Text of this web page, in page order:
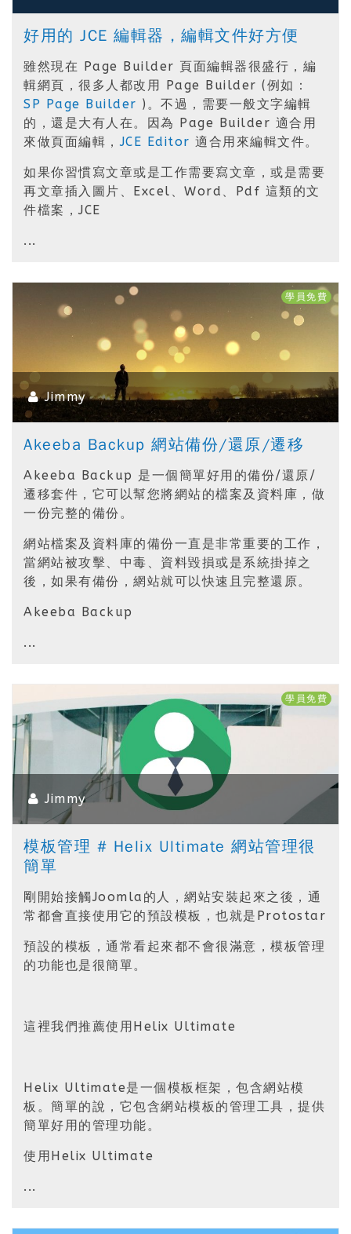
好用的 JCE 編輯器，編輯文件好方便
雖然現在 Page Builder 頁面編輯器很盛行，編
輯網頁，很多人都改用 Page Builder (例如：
SP Page Builder )。不過，需要一般文字編輯
的，還是大有人在。因為 Page Builder 適合用
來做頁面編輯，JCE Editor 適合用來編輯文件。
如果你習慣寫文章或是工作需要寫文章，或是需要
再文章插入圖片、Excel、Word、Pdf 這類的文
件檔案，JCE
...
Jimmy
學員免費
Akeeba Backup 網站備份/還原/遷移
Akeeba Backup 是一個簡單好用的備份/還原/
遷移套件，它可以幫您將網站的檔案及資料庫，做
一份完整的備份。
網站檔案及資料庫的備份一直是非常重要的工作，
當網站被攻擊、中毒、資料毀損或是系統掛掉之
後，如果有備份，網站就可以快速且完整還原。
Akeeba Backup
...
Jimmy
學員免費
模板管理 # Helix Ultimate 網站管理很
簡單
剛開始接觸Joomla的人，網站安裝起來之後，通
常都會直接使用它的預設模板，也就是Protostar
預設的模板，通常看起來都不會很滿意，模板管理
的功能也是很簡單。
這裡我們推薦使用Helix Ultimate
Helix Ultimate是一個模板框架，包含網站模
板。簡單的說，它包含網站模板的管理工具，提供
簡單好用的管理功能。
使用Helix Ultimate
...